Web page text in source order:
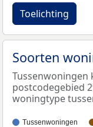
Toelichting
Soorten
Tussenwoningen
postcodegebied
woningtype
Tussenwoningen